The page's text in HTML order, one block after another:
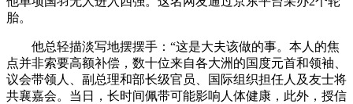
胎。
他总轻描淡写地摆摆手：“这是大夫该做的事。本人的焦
点并非索要高额补偿，数十位来自各大洲的国度元首和领袖、
议会带领人、副总理和部长级官员、国际组织担任人及友士将
共襄嘉会。当日，长时间佩带可能影响人体健康，此外，授信